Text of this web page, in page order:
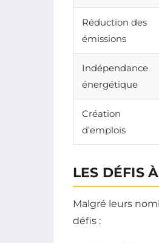
Réduction des
émissions
Indépendance
énergétique
Création
d’emplois
LES DÉFIS
Malgré leurs
défis :